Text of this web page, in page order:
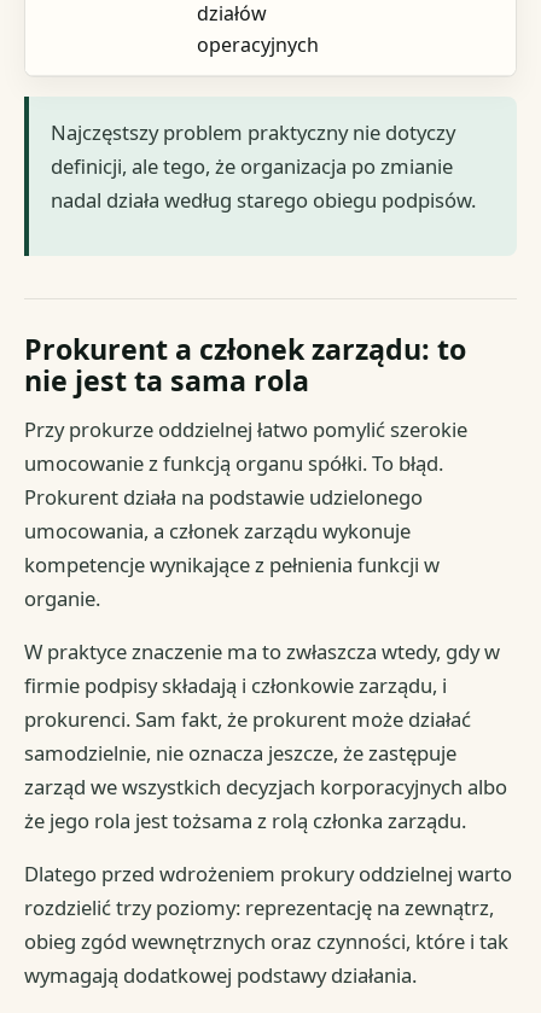
działów
operacyjnych
Najczęstszy problem praktyczny nie dotyczy
definicji, ale tego, że organizacja po zmianie
nadal działa według starego obiegu podpisów.
Prokurent a członek zarządu: to
nie jest ta sama rola
Przy prokurze oddzielnej łatwo pomylić szerokie
umocowanie z funkcją organu spółki. To błąd.
Prokurent działa na podstawie udzielonego
umocowania, a członek zarządu wykonuje
kompetencje wynikające z pełnienia funkcji w
organie.
W praktyce znaczenie ma to zwłaszcza wtedy, gdy w
firmie podpisy składają i członkowie zarządu, i
prokurenci. Sam fakt, że prokurent może działać
samodzielnie, nie oznacza jeszcze, że zastępuje
zarząd we wszystkich decyzjach korporacyjnych albo
że jego rola jest tożsama z rolą członka zarządu.
Dlatego przed wdrożeniem prokury oddzielnej warto
rozdzielić trzy poziomy: reprezentację na zewnątrz,
obieg zgód wewnętrznych oraz czynności, które i tak
wymagają dodatkowej podstawy działania.